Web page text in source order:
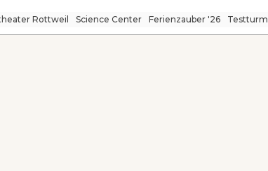
Rottweil Science Center Ferienzauber '26 Testturm